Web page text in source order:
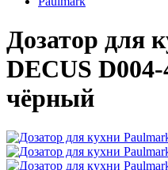
Дозатор для
DECUS D004-
чёрный